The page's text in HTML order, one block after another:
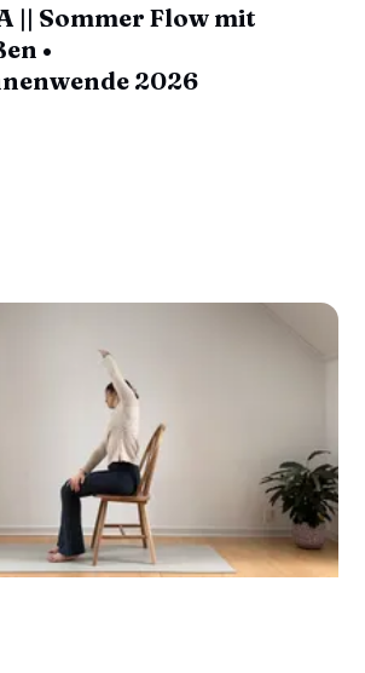
|| Sommer Flow mit
•
2026